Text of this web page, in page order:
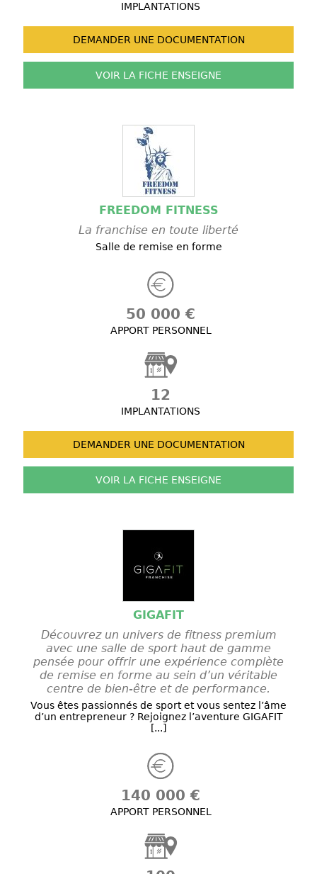
IMPLANTATIONS
DEMANDER UNE DOCUMENTATION
VOIR LA FICHE ENSEIGNE
FREEDOM FITNESS
La franchise en toute liberté
Salle de remise en forme
50 000 €
APPORT PERSONNEL
12
IMPLANTATIONS
DEMANDER UNE DOCUMENTATION
VOIR LA FICHE ENSEIGNE
GIGAFIT
Découvrez un univers de fitness premium
avec une salle de sport haut de gamme
pensée pour offrir une expérience complète
de remise en forme au sein d’un véritable
centre de bien-être et de performance.
Vous êtes passionnés de sport et vous sentez l’âme
d’un entrepreneur ? Rejoignez l’aventure GIGAFIT
[...]
140 000 €
APPORT PERSONNEL